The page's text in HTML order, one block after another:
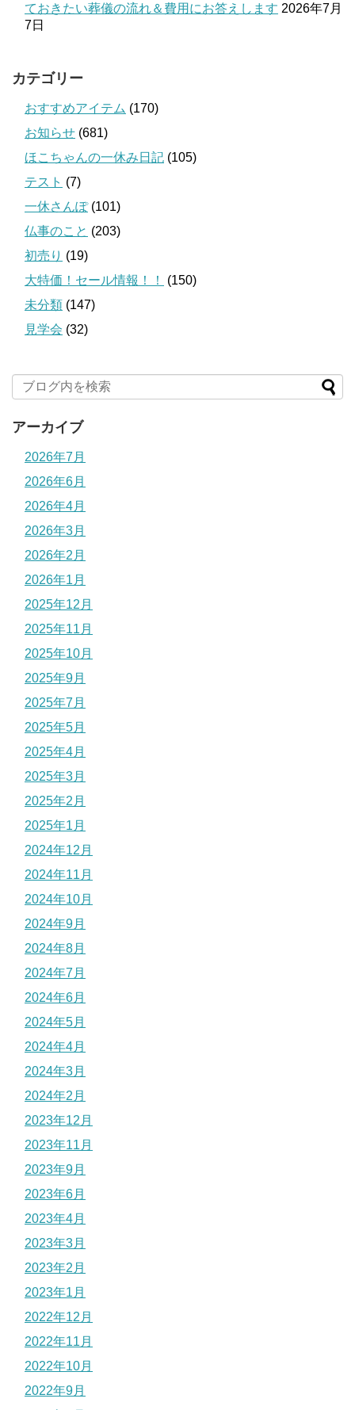
ておきたい葬儀の流れ＆費用にお答えします 2026年7月
7日
カテゴリー
おすすめアイテム (170)
お知らせ (681)
ほこちゃんの一休み日記 (105)
テスト (7)
一休さんぽ(101)
仏事のこと (203)
初売り (19)
大特価！セール情報！！
(150)
未分類 (147)
見学会 (32)
アーカイブ
2026年7月
2026年6月
2026年4月
2026年3月
2026年2月
2026年1月
2025年12月
2025年11月
2025年10月
2025年9月
2025年7月
2025年5月
2025年4月
2025年3月
2025年2月
2025年1月
2024年12月
2024年11月
2024年10月
2024年9月
2024年8月
2024年7月
2024年6月
2024年5月
2024年4月
2024年3月
2024年2月
2023年12月
2023年11月
2023年9月
2023年6月
2023年4月
2023年3月
2023年2月
2023年1月
2022年12月
2022年11月
2022年10月
2022年9月